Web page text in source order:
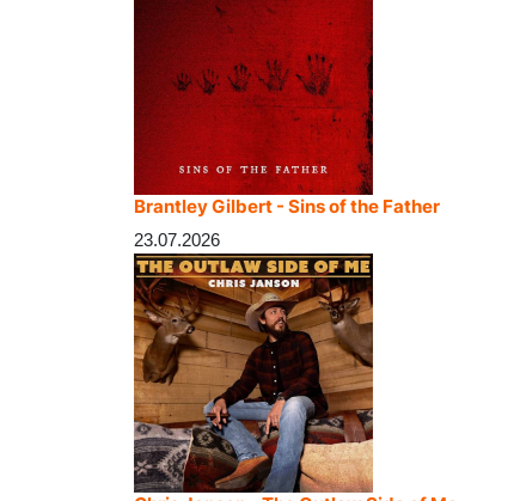
Brantley Gilbert - Sins of the Father
23.07.2026